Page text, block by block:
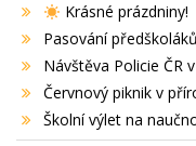
Krásné prázdniny!
Pasování předškoláků
Návštěva Policie ČR
Červnový piknik v
Školní výlet na